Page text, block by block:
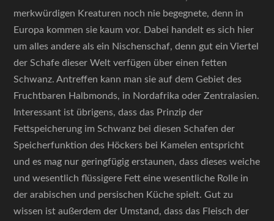
merkwürdigen Kreaturen noch nie begegnete, denn in
Europa kommen sie kaum vor. Dabei handelt es sich hier
um alles andere als ein Nischenschaf, denn gut ein Viertel
der Schafe dieser Welt verfügen über einen fetten
Schwanz. Antreffen kann man sie auf dem Gebiet des
Fruchtbaren Halbmonds, in Nordafrika oder Zentralasien.
Interessant ist übrigens, dass das Prinzip der
Fettspeicherung im Schwanz bei diesen Schafen der
Speicherfunktion des Höckers bei Kamelen entspricht
und es mag nur geringfügig erstaunen, dass dieses weiche
und wesentlich flüssigere Fett eine wesentliche Rolle in
der arabischen und persischen Küche spielt. Gut zu
wissen ist außerdem der Umstand, dass das Fleisch der